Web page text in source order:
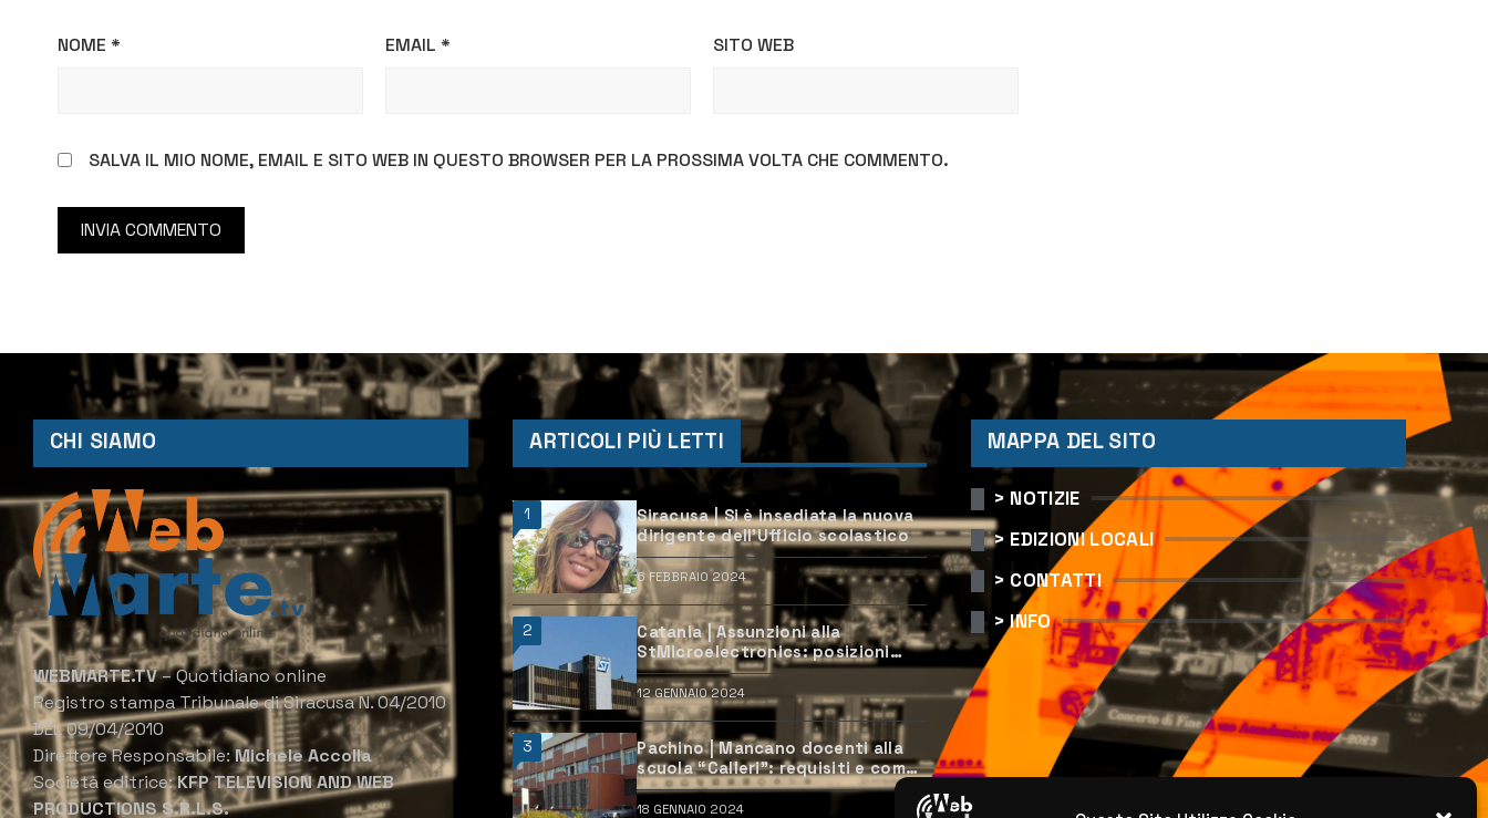
NOME * EMAIL * SITO WEB
SALVA IL MIO NOME, EMAIL E SITO WEB IN QUESTO BROWSER PER LA PROSSIMA VOLTA CHE COMMENTO.
CHI SIAMO
WEBMARTE.TV– Quotidiano online
Registro stampa Tribunale di Siracusa N. 04/2010
DEL 09/04/2010
Direttore Responsabile:Michele Accolla
Società editrice:KFP TELEVISION AND WEB
PRODUCTIONS S.R.L.S.
ARTICOLI PIÙ LETTI
1
Siracusa | Si è insediata la nuova
dirigente dell’Ufficio scolastico
6 FEBBRAIO 2024
2
Catania | Assunzioni alla
StMicroelectronics: posizioni
aperte e come candidarsi
12 GENNAIO 2024
3
Pachino | Mancano docenti alla
scuola “Calleri”: requisiti e come
candidarsi
18 GENNAIO 2024
MAPPA DEL SITO
> NOTIZIE
> EDIZIONI LOCALI
> CONTATTI
> INFO